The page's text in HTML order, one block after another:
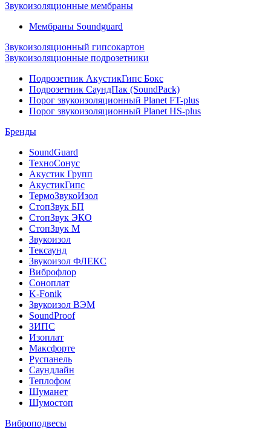
Звукоизоляционные мембраны
Мембраны Soundguard
Звукоизоляционный гипсокартон
Звукоизоляционные подрозетники
Подрозетник АкустикГипс Бокс
Подрозетник СаундПак (SoundPack)
Порог звукоизоляционный Planet FT-plus
Порог звукоизоляционный Planet HS-plus
Бренды
SoundGuard
ТехноСонус
Акустик Групп
АкустикГипс
ТермоЗвукоИзол
СтопЗвук БП
СтопЗвук ЭКО
СтопЗвук М
Звукоизол
Тексаунд
Звукоизол ФЛЕКС
Виброфлор
Соноплат
K-Fonik
Звукоизол ВЭМ
SoundProof
ЗИПС
Изоплат
Максфорте
Руспанель
Саундлайн
Теплофом
Шуманет
Шумостоп
Виброподвесы